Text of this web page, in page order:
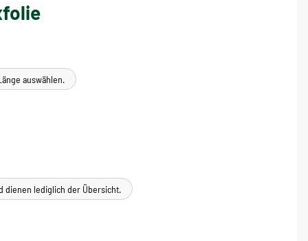
auswählen.
dienen lediglich der Übersicht.